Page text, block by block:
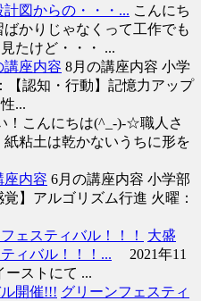
計図からの・・・... こんにち
かりじゃなくって工作でも
たけど・・・ ...
講座内容 8月の講座内容 小学
【認知・行動】記憶力アップ
...
！こんにちは(^_-)-☆職人さ
粘土は乾かないうちに形を
座内容 6月の講座内容 小学部
】アルゴリズム行進 火曜：
大盛
ィバル！！！...
2021年11
ストにて ...
グリーンフェスティ